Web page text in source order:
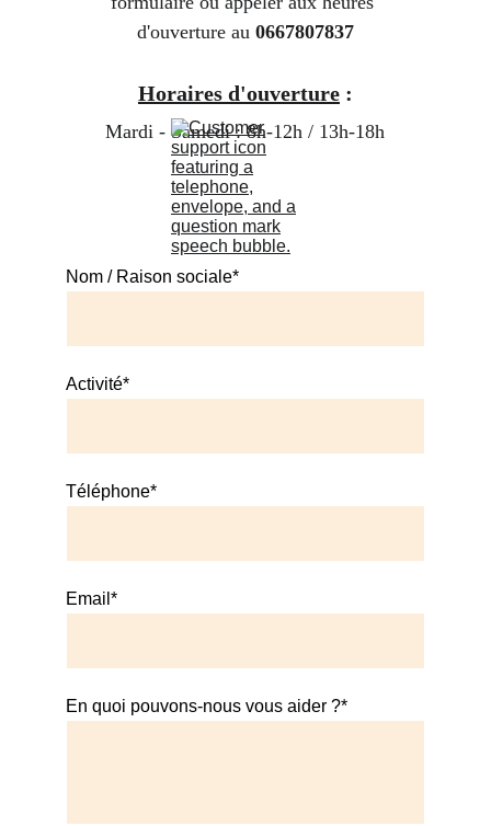
Nom / Raison sociale*
Activité*
Téléphone*
Email*
En quoi pouvons-nous vous aider ?*
Mardi - Samedi : 8h-12h / 13h-18h
Horaires d'ouverture :
d'ouverture au 0667807837